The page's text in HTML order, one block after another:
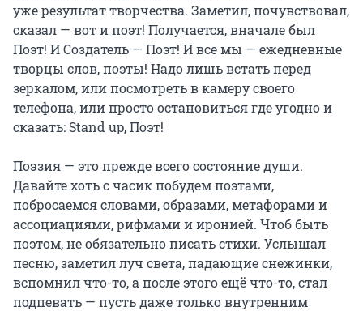
уже результат творчества. Заметил, почувствовал,
сказал — вот и поэт! Получается, вначале был
Поэт! И Создатель — Поэт! И все мы — ежедневные
творцы слов, поэты! Надо лишь встать перед
зеркалом, или посмотреть в камеру своего
телефона, или просто остановиться где угодно и
сказать: Stand up, Поэт!
Поэзия — это прежде всего состояние души.
Давайте хоть с часик побудем поэтами,
побросаемся словами, образами, метафорами и
ассоциациями, рифмами и иронией. Чтоб быть
поэтом, не обязательно писать стихи. Услышал
песню, заметил луч света, падающие снежинки,
вспомнил что-то, а после этого ещё что-то, стал
подпевать — пусть даже только внутренним